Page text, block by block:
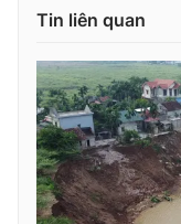
Tin liên quan